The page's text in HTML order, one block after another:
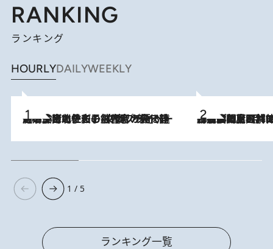
RANKING
ランキング
HOURLYDAILYWEEKLY
2026.8.3
《「文士の子ども被害者の会」発足！》阿川佐和子（72）が語る遠藤周作に北杜夫、劇作家・矢代静一の子どもたちの“文豪プライベート事件簿” 2026.8.8
「最後に見られてよかった」上野動物園の東園パンダ舎が解体前に特別公開。8月16日まで延長されたパネル展と共に辿る“半世紀”のパンダ飼育《解体工事の図面あり》
1 / 5
ランキング一覧